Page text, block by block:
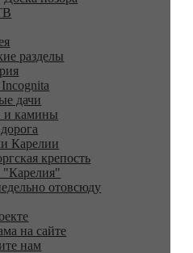
разделы
дачи
и камины
Карелии
крепость
отовсюду
на сайте
нам